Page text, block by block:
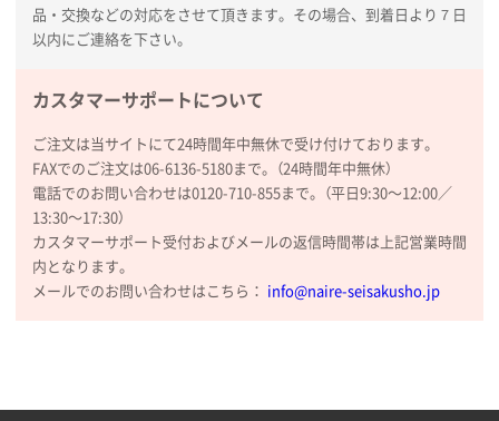
品・交換などの対応をさせて頂きます。その場合、到着日より７日
以内にご連絡を下さい。
カスタマーサポートについて
ご注文は当サイトにて24時間年中無休で受け付けております。
FAXでのご注文は06-6136-5180まで。（24時間年中無休）
電話でのお問い合わせは0120-710-855まで。（平日9:30〜12:00／
13:30〜17:30）
カスタマーサポート受付およびメールの返信時間帯は上記営業時間
内となります。
メールでのお問い合わせはこちら： info@naire-seisakusho.jp